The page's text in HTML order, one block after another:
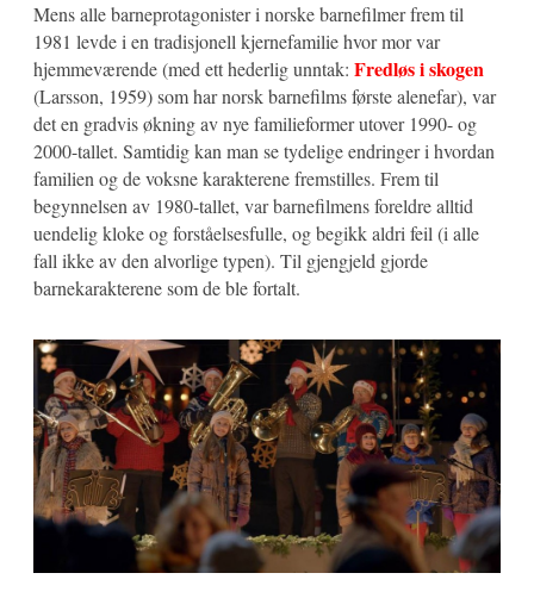
Mens alle barneprotagonister i norske barnefilmer frem til
1981 levde i en tradisjonell kjernefamilie hvor mor var
hjemmeværende (med ett hederlig unntak: Fredløs i skogen
(Larsson, 1959) som har norsk barnefilms første alenefar), var
det en gradvis økning av nye familieformer utover 1990- og
2000-tallet. Samtidig kan man se tydelige endringer i hvordan
familien og de voksne karakterene fremstilles. Frem til
begynnelsen av 1980-tallet, var barnefilmens foreldre alltid
uendelig kloke og forståelsesfulle, og begikk aldri feil (i alle
fall ikke av den alvorlige typen). Til gjengjeld gjorde
barnekarakterene som de ble fortalt.